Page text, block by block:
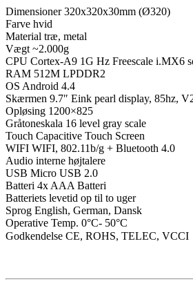
Dimensioner 320x320x30mm (Ø320)
Farve hvid
Material træ, metal
Vægt ~2.000g
CPU Cortex-A9 1G Hz Freescale i.MX6
RAM 512M LPDDR2
OS Android 4.4
Skærmen 9.7″ Eink pearl display, 85hz,
Opløsing 1200×825
Gråtoneskala 16 level gray scale
Touch Capacitive Touch Screen
WIFI WIFI, 802.11b/g + Bluetooth 4.0
Audio interne højtalere
USB Micro USB 2.0
Batteri 4x AAA Batteri
Batteriets levetid op til to uger
Sprog English, German, Dansk
Operative Temp. 0°C- 50°C
Godkendelse CE, ROHS, TELEC, VCCI